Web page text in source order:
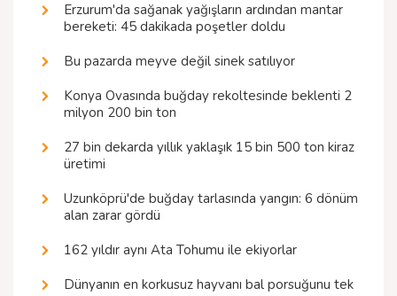
Erzurum'da sağanak yağışların ardından mantar
bereketi: 45 dakikada poşetler doldu
Bu pazarda meyve değil sinek satılıyor
Konya Ovasında buğday rekoltesinde beklenti 2
milyon 200 bin ton
27 bin dekarda yıllık yaklaşık 15 bin 500 ton kiraz
üretimi
Uzunköprü'de buğday tarlasında yangın: 6 dönüm
alan zarar gördü
162 yıldır aynı Ata Tohumu ile ekiyorlar
Dünyanın en korkusuz hayvanı bal porsuğunu tek